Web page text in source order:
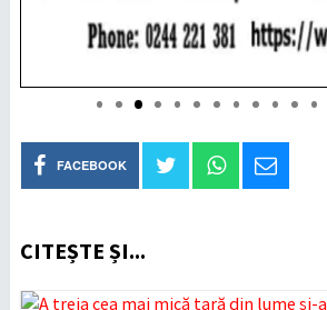
FACEBOOK
CITEȘTE ȘI...